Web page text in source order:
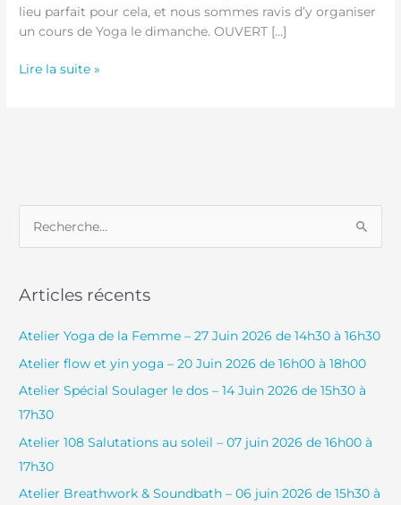
lieu parfait pour cela, et nous sommes ravis d’y organiser
un cours de Yoga le dimanche. OUVERT […]
Lire la suite »
h
h
e
r
:
Articles récents
Atelier Yoga de la Femme – 27 Juin 2026 de 14h30 à 16h30
Atelier flow et yin yoga – 20 Juin 2026 de 16h00 à 18h00
Atelier Spécial Soulager le dos – 14 Juin 2026 de 15h30 à
17h30
Atelier 108 Salutations au soleil – 07 juin 2026 de 16h00 à
17h30
Atelier Breathwork & Soundbath – 06 juin 2026 de 15h30 à